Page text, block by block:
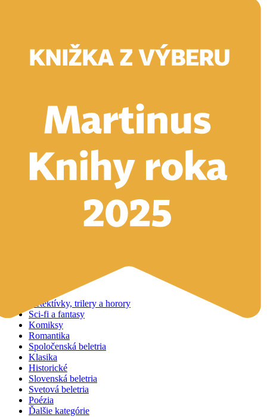
Vyhľadávanie
Vyhľadávanie
Detektívky, trilery a horory
Sci-fi a fantasy
Komiksy
Romantika
Spoločenská beletria
Klasika
Historické
Slovenská beletria
Svetová beletria
Poézia
Ďalšie kategórie